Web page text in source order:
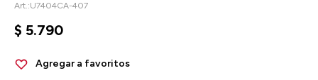
U7404CA-407
$ 5.790